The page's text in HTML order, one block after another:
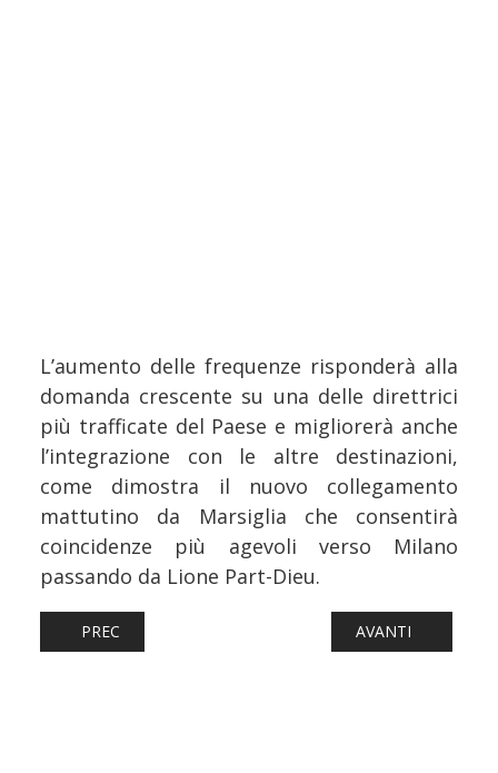
L’aumento delle frequenze risponderà alla
domanda crescente su una delle direttrici
più trafficate del Paese e migliorerà anche
l’integrazione con le altre destinazioni,
come dimostra il nuovo collegamento
mattutino da Marsiglia che consentirà
coincidenze più agevoli verso Milano
passando da Lione Part-Dieu.
ARTICOLO PRECEDENTE: FERROVIE: FERROVIENORD
PREC ARTICOLO
AVANTI